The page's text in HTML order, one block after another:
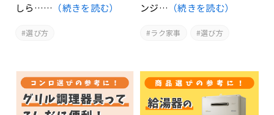
しら…… （続きを読む）
選び方
ンジ… （続きを読む）
ラク家事 選び方